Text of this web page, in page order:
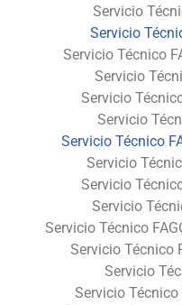
Servicio
Servicio
Servicio Técnico
Servicio
Servicio
Servicio
Servicio Técnico
Servicio
Servicio
Servicio
Servicio Técnico
Servicio Técnico
Servicio
Servicio Técnico